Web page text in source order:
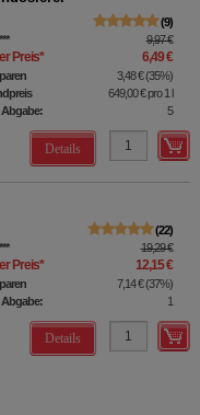
9
*** 9,97 €
Preis* 6,49 €
3,48 €(35%)
649,00 €pro 1 l
Abgabe:
5
Details
22
*** 19,29 €
Preis* 12,15 €
7,14 €(37%)
Abgabe:
1
Details